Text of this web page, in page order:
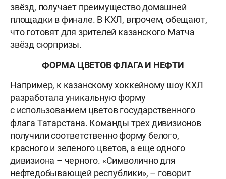
звёзд, получает преимущество домашней
площадки в финале. В КХЛ, впрочем, обещают,
что готовят для зрителей казанского Матча
звёзд сюрпризы.
ФОРМА ЦВЕТОВ ФЛАГА И НЕФТИ
Например, к казанскому хоккейному шоу КХЛ
разработала уникальную форму
с использованием цветов государственного
флага Татарстана. Команды трех дивизионов
получили соответственно форму белого,
красного и зеленого цветов, а еще одного
дивизиона – черного. «Символично для
нефтедобывающей республики», – говорит